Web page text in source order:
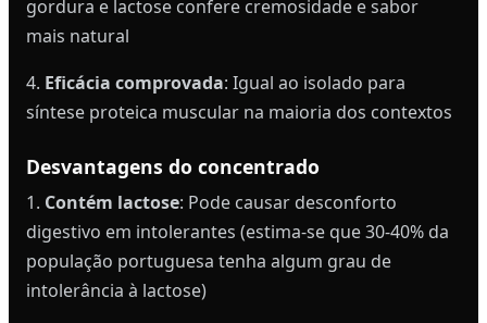
gordura e lactose confere cremosidade e sabor
mais natural
4. Eficácia comprovada: Igual ao isolado para
síntese proteica muscular na maioria dos contextos
Desvantagens do concentrado
1. Contém lactose: Pode causar desconforto
digestivo em intolerantes (estima-se que 30-40% da
população portuguesa tenha algum grau de
intolerância à lactose)